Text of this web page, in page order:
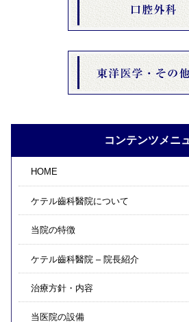
コンテンツメニ
HOME
ケテル齒科醫院について
当院の特徴
ケテル齒科醫院 – 院長紹介
治療方針・内容
当医院の設備